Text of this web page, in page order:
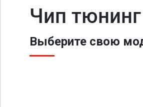
Чип
Выберите свою